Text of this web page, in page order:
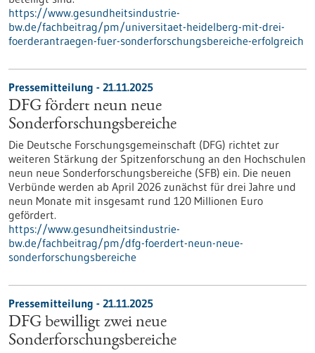
https://www.gesundheitsindustrie-
bw.de/fachbeitrag/pm/universitaet-heidelberg-mit-drei-
foerderantraegen-fuer-sonderforschungsbereiche-erfolgreich
Pressemitteilung - 21.11.2025
DFG fördert neun neue
Sonderforschungsbereiche
Die Deutsche Forschungsgemeinschaft (DFG) richtet zur
weiteren Stärkung der Spitzenforschung an den Hochschulen
neun neue Sonderforschungsbereiche (SFB) ein. Die neuen
Verbünde werden ab April 2026 zunächst für drei Jahre und
neun Monate mit insgesamt rund 120 Millionen Euro
gefördert.
https://www.gesundheitsindustrie-
bw.de/fachbeitrag/pm/dfg-foerdert-neun-neue-
sonderforschungsbereiche
Pressemitteilung - 21.11.2025
DFG bewilligt zwei neue
Sonderforschungsbereiche